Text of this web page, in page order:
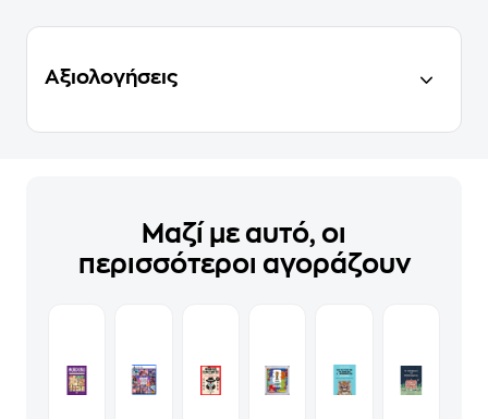
Αξιολογήσεις
Μαζί με αυτό, οι
περισσότεροι αγοράζουν